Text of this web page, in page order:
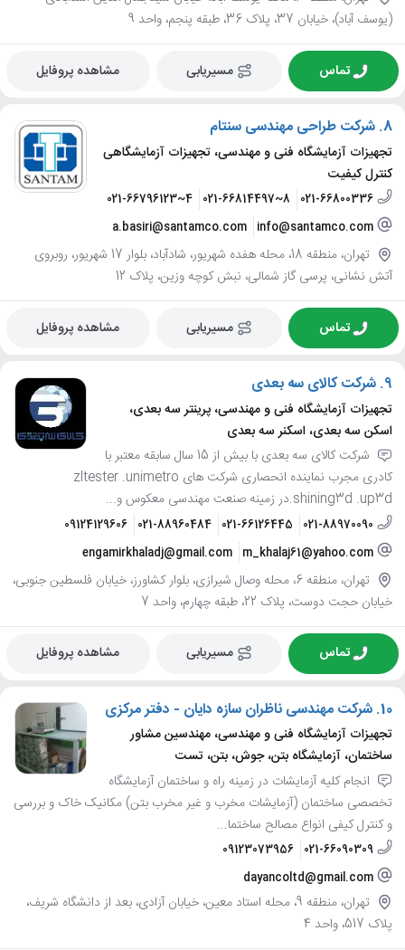
(یوسف آباد)، خیابان 37، پلاک 36، طبقه پنجم، واحد 9
تماس مسیریابی مشاهده پروفایل
8. شرکت طراحی مهندسی سنتام
تجهیزات آزمایشگاه فنی و مهندسی، تجهیزات آزمایشگاهی
کنترل کیفیت
021-66800336
021-66814497~8
021-66796123~4
info@santamco.com
a.basiri@santamco.com
تهران، منطقه 18، محله هفده شهریور، شادآباد، بلوار 17 شهریور، روبروی
آتش نشانی، پرسی گاز شمالی، نبش کوچه وزین، پلاک 12
تماس مسیریابی مشاهده پروفایل
9. شرکت کالای سه بعدی
تجهیزات آزمایشگاه فنی و مهندسی، پرینتر سه بعدی،
اسکن سه بعدی، اسکنر سه بعدی
شرکت کالای سه بعدی با بیش از 15 سال سابقه معتبر با
کادری مجرب نماینده انحصاری شرکت های zltester .unimetro
.shining3d .up3dدر زمینه صنعت مهندسی معکوس و...
021-88970090
021-66126445
021-88960484
09124129606
m_khalaj61@yahoo.com
engamirkhaladj@gmail.com
تهران، منطقه 6، محله وصال شیرازی، بلوار کشاورز، خیابان فلسطین جنوبی،
خیابان حجت دوست، پلاک 22، طبقه چهارم، واحد 7
تماس مسیریابی مشاهده پروفایل
10. شرکت مهندسی ناظران سازه دایان - دفتر مرکزی
تجهیزات آزمایشگاه فنی و مهندسی، مهندسین مشاور
ساختمان، آزمایشگاه بتن، جوش، بتن، تست
انجام کلیه آزمایشات در زمینه راه و ساختمان آزمایشگاه
تخصصی ساختمان (آزمایشات مخرب و غیر مخرب بتن) مکانیک خاک و بررسی
و کنترل کیفی انواع مصالح ساختما...
021-66090309
09123073956
dayancoltd@gmail.com
تهران، منطقه 9، محله استاد معین، خیابان آزادی، بعد از دانشگاه شریف،
پلاک 517، واحد 4